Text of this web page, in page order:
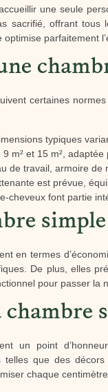
une seule
sacrifié, offrant
parfaitement
certaines
typiques
m² et 15 m²,
de travail, armoire
est prévue,
cheveux font partie
simple
en termes
De plus, elles
pour passer la
chambre
un point
telles que des
chaque centimètre